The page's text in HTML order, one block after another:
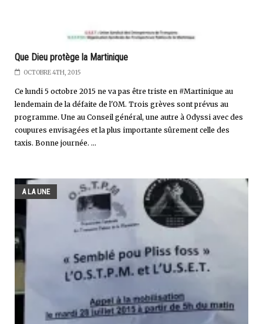
Que Dieu protège la Martinique
OCTOBRE 4TH, 2015
Ce lundi 5 octobre 2015 ne va pas être triste en #Martinique au
lendemain de la défaite de l'OM. Trois grèves sont prévus au
programme. Une au Conseil général, une autre à Odyssi avec des
coupures envisagées et la plus importante sûrement celle des
taxis. Bonne journée. ...
A LA UNE